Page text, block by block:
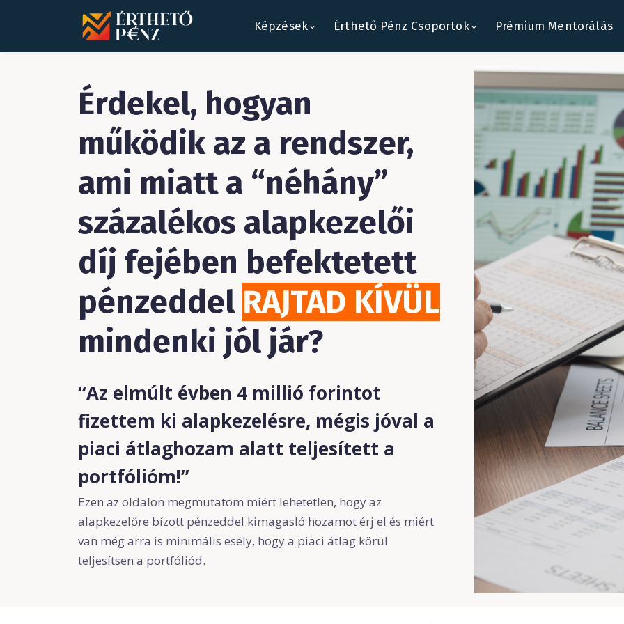
Képzések Érthető Pénz Csoportok Prémium Mentorálás
Érdekel, hogyan
működik az a rendszer,
ami miatt a “néhány”
százalékos alapkezelői
díj fejében befektetett
pénzeddel RAJTAD KÍVÜL
mindenki jól jár?
“Az elmúlt évben 4 millió forintot
fizettem ki alapkezelésre, mégis jóval a
piaci átlaghozam alatt teljesített a
portfólióm!”
Ezen az oldalon megmutatom miért lehetetlen, hogy az
alapkezelőre bízott pénzeddel kimagasló hozamot érj el és miért
van még arra is minimális esély, hogy a piaci átlag körül
teljesítsen a portfóliód.